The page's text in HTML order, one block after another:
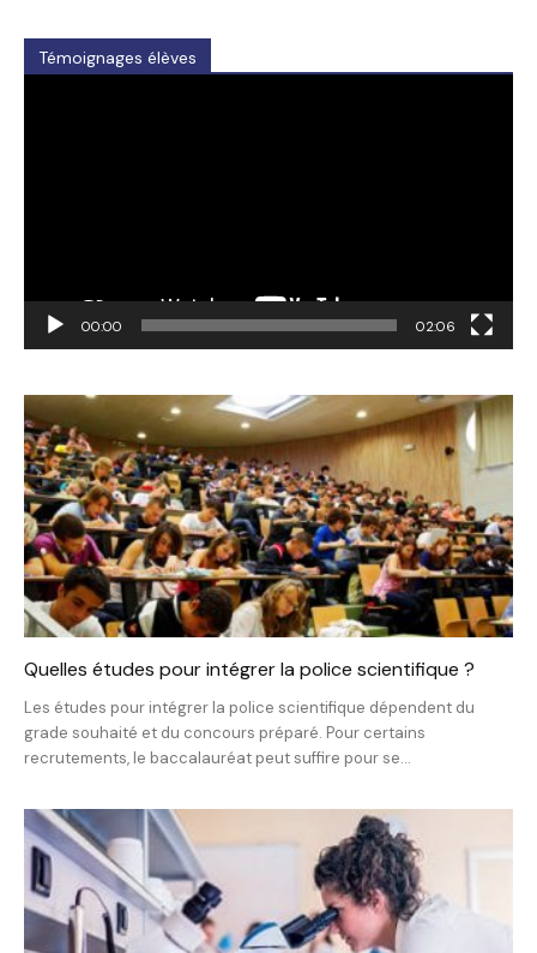
Témoignages élèves
00:00 02:06
Quelles études pour intégrer la police scientifique ?
Les études pour intégrer la police scientifique dépendent du
grade souhaité et du concours préparé. Pour certains
recrutements, le baccalauréat peut suffire pour se...